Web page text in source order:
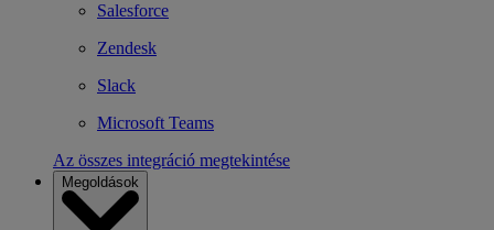
Salesforce
Zendesk
Slack
Microsoft Teams
Az összes integráció megtekintése
Megoldások